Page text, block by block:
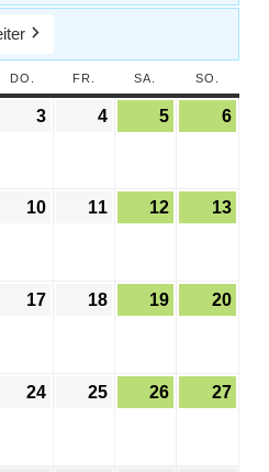
DO. FR. SA. SO.
3 4 5 6
10 11 12 13
17 18 19 20
24 25 26 27